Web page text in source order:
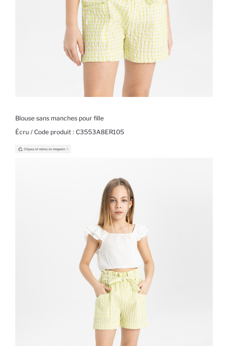
Blouse sans manches pour fille
Écru / Code produit : C3553A8ER105